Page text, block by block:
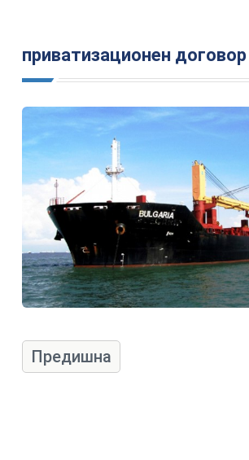
приватизационен договор
Предишна